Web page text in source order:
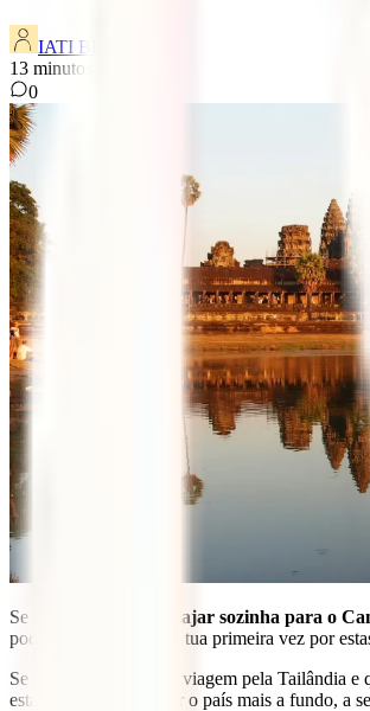
IATI Blog
13 minutos de leitura
0
Se estás a pensar em viajar sozinha para o
podem agradar se for a tua primeira vez por
Se estás a planear uma viagem pela Tailândia
estás a pensar conhecer o país mais a fundo, a